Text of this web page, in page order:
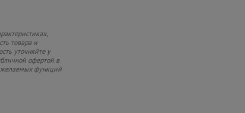
товара и
уточняйте у
офертой в
желаемых функций